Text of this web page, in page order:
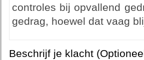
controles bij opvallend
gedrag, hoewel dat vaag
Beschrijf je klacht